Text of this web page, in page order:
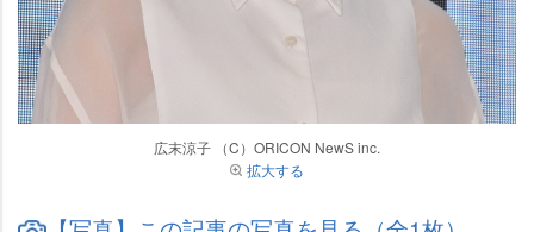
広末涼子 （C）ORICON NewS inc.
拡大する